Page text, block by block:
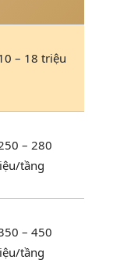
– 18 triệu
– 280
tầng
– 450
tầng